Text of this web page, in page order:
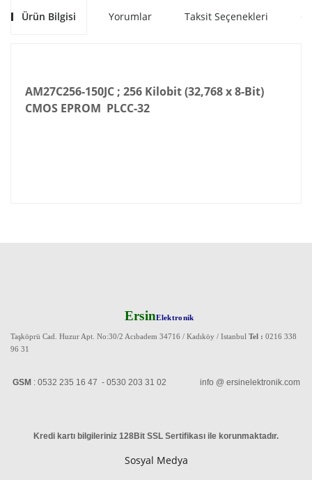
Ürün Bilgisi Yorumlar Taksit Seçenekleri
AM27C256-150JC ; 256 Kilobit (32,768 x 8-Bit)
CMOS EPROM PLCC-32
ErsinElektronik
Taşköprü Cad. Huzur Apt. No:30/2 Acıbadem 34716 / Kadıköy / Istanbul Tel : 0216 338
96 31
GSM : 0532 235 16 47 - 0530 203 31 02 info @ ersinelektronik.com
Kredi kartı bilgileriniz 128Bit SSL Sertifikası ile korunmaktadır.
Sosyal Medya